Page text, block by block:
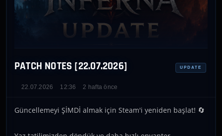
PATCH NOTES [22.07.2026] UPDATE
22.07.2026 12:36 2 hafta önce
Güncellemeyi ŞİMDİ almak için Steam'i yeniden başlat! 🔄